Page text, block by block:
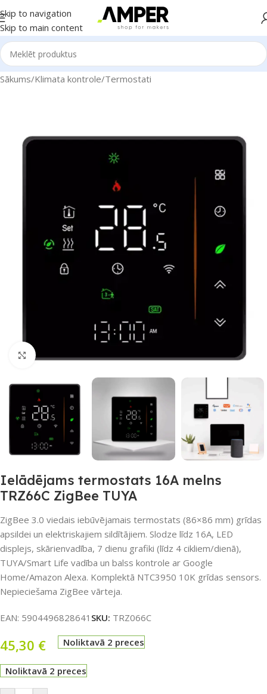
Skip to navigation
Skip to main content
Sākums/Klimata kontrole/Termostati
Noklikšķiniet, lai palielinātu
Ielādējams termostats 16A melns
TRZ66C ZigBee TUYA
ZigBee 3.0 viedais iebūvējamais termostats (86×86 mm) grīdas
apsildei un elektriskajiem sildītājiem. Slodze līdz 16A, LED
displejs, skārienvadība, 7 dienu grafiki (līdz 4 cikliem/dienā),
TUYA/Smart Life vadība un balss kontrole ar Google
Home/Amazon Alexa. Komplektā NTC3950 10K grīdas sensors.
Nepieciešama ZigBee vārteja.
EAN: 5904496828641 SKU: TRZ066C
45,30 € Noliktavā 2 preces
Noliktavā 2 preces